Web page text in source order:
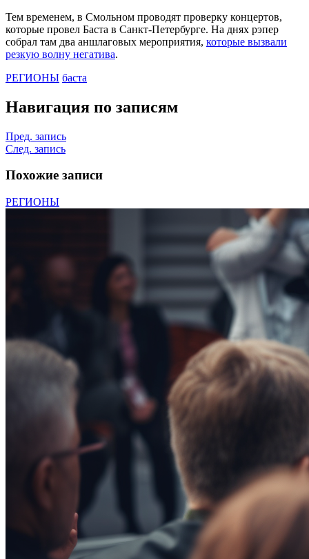
Тем временем, в Смольном проводят проверку концертов,
которые провел Баста в Санкт-Петербурге. На днях рэпер
собрал там два аншлаговых мероприятия, которые вызвали
резкую волну негатива.
РЕГИОНЫ баста
Навигация по записям
Пред. запись
След. запись
Похожие записи
РЕГИОНЫ